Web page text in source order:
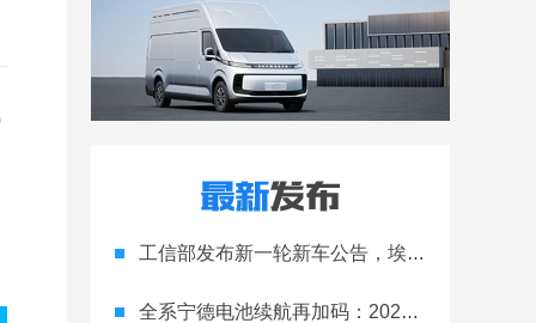
工信部发布新一轮新车公告，埃安Ray 7引发关注
全系宁德电池续航再加码：2027款埃安RT上市，9.98万元起